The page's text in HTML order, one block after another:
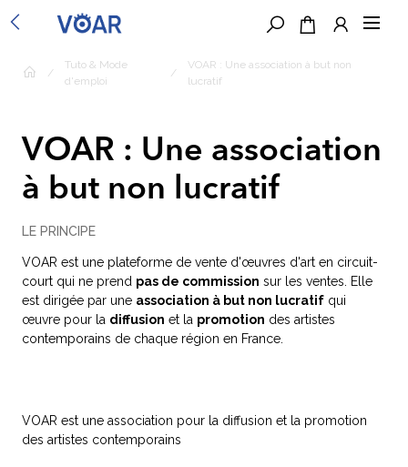
/
Tuto & Mode
d'emploi
/
VOAR : Une association à but non
lucratif
VOAR : Une association
à but non lucratif
LE PRINCIPE
VOAR est une plateforme de vente d'œuvres d'art en circuit-
court qui ne prend pas de commission sur les ventes. Elle
est dirigée par une association à but non lucratif qui
œuvre pour la diffusion et la promotion des artistes
contemporains de chaque région en France.
VOAR est une association pour la diffusion et la promotion
des artistes contemporains